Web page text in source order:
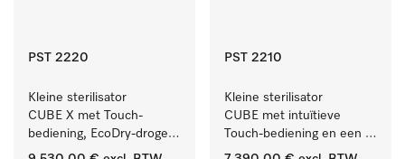
PST 2220
Kleine sterilisator
CUBE X met Touch-
bediening, EcoDry-drogen
en instrumentcapaciteit
PST 2210
Kleine sterilisator
CUBE met intuïtieve
Touch-bediening en een
instrumentcapaciteit van